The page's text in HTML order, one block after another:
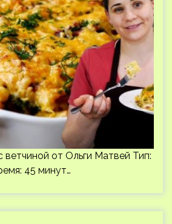
ветчиной от Ольги Матвей Тип:
45 минут…